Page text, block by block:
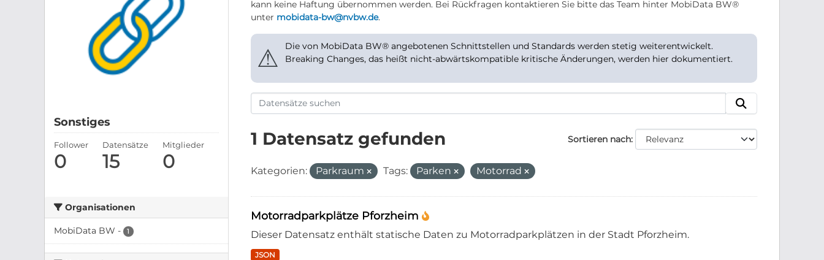
Sonstiges
Follower
0
Datensätze
15
Mitglieder
0
Organisationen
MobiData BW - 1
kann keine Haftung übernommen werden. Bei Rückfragen kontaktieren Sie bitte das Team hinter MobiData BW®
unter mobidata-bw@nvbw.de.
⚠
Die von MobiData BW® angebotenen Schnittstellen und Standards werden stetig weiterentwickelt.
Breaking Changes, das heißt nicht-abwärtskompatible kritische Änderungen, werden hier dokumentiert.
Sortieren nach
1 Datensatz gefunden
Kategorien: Parkraum Tags: Parken Motorrad
Motorradparkplätze Pforzheim
Dieser Datensatz enthält statische Daten zu Motorradparkplätzen in der Stadt Pforzheim.
JSON